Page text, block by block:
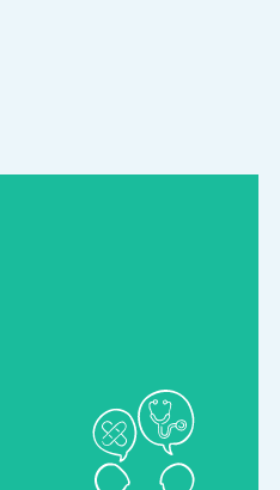
Ob Herznotfälle,
Prävention – wir
verständlich und